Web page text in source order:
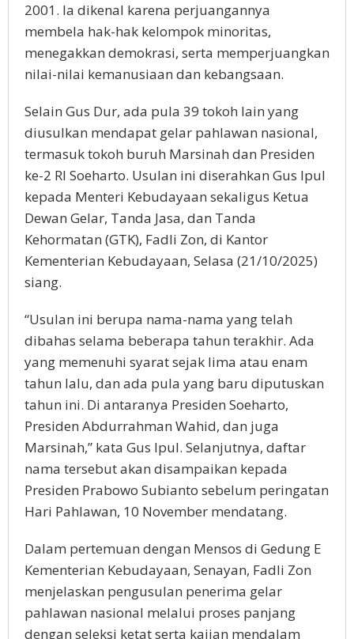
2001. Ia dikenal karena perjuangannya
membela hak-hak kelompok minoritas,
menegakkan demokrasi, serta memperjuangkan
nilai-nilai kemanusiaan dan kebangsaan.
Selain Gus Dur, ada pula 39 tokoh lain yang
diusulkan mendapat gelar pahlawan nasional,
termasuk tokoh buruh Marsinah dan Presiden
ke-2 RI Soeharto. Usulan ini diserahkan Gus Ipul
kepada Menteri Kebudayaan sekaligus Ketua
Dewan Gelar, Tanda Jasa, dan Tanda
Kehormatan (GTK), Fadli Zon, di Kantor
Kementerian Kebudayaan, Selasa (21/10/2025)
siang.
“Usulan ini berupa nama-nama yang telah
dibahas selama beberapa tahun terakhir. Ada
yang memenuhi syarat sejak lima atau enam
tahun lalu, dan ada pula yang baru diputuskan
tahun ini. Di antaranya Presiden Soeharto,
Presiden Abdurrahman Wahid, dan juga
Marsinah,” kata Gus Ipul. Selanjutnya, daftar
nama tersebut akan disampaikan kepada
Presiden Prabowo Subianto sebelum peringatan
Hari Pahlawan, 10 November mendatang.
Dalam pertemuan dengan Mensos di Gedung E
Kementerian Kebudayaan, Senayan, Fadli Zon
menjelaskan pengusulan penerima gelar
pahlawan nasional melalui proses panjang
dengan seleksi ketat serta kajian mendalam